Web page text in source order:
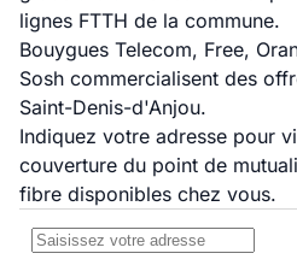
lignes FTTH de la commune.
Bouygues Telecom, Free,
Sosh commercialisent des
Saint-Denis-d'Anjou.
Indiquez votre adresse pour
couverture du point de
fibre disponibles chez vous.